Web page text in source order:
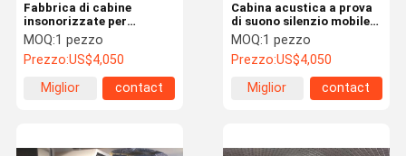
Cabina acustica a prova
di suono silenzio mobile
per ufficio ufficio di
riunioni pod isolato dal
suono spazio salotto
cabina telefonica singola
MOQ:1 pezzo
Prezzo:US$4,050
Miglior
contact
Fabbrica di cabine
insonorizzate per
biblioteche di riunioni
cabine telefoniche in
vendita
MOQ:1 pezzo
Prezzo:US$4,050
Miglior
contact